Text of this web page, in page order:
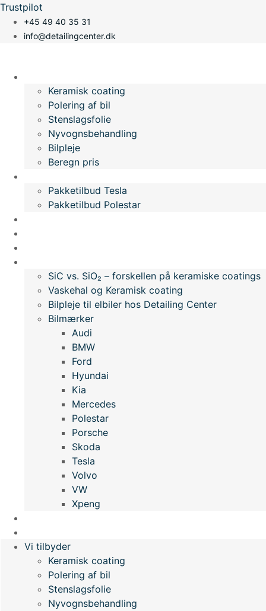
Videre
indhold
Trustpilot
+45 49 40 35 31
info@detailingcenter.dk
Keramisk coating
Polering af bil
Stenslagsfolie
Nyvognsbehandling
Bilpleje
Beregn pris
Pakketilbud Tesla
Pakketilbud Polestar
SiC vs. SiO₂ – forskellen på keramiske coatings
Vaskehal og Keramisk coating
Bilpleje til elbiler hos Detailing Center
Bilmærker
Audi
BMW
Ford
Hyundai
Kia
Mercedes
Polestar
Porsche
Skoda
Tesla
Volvo
VW
Xpeng
Vi tilbyder
Keramisk coating
Polering af bil
Stenslagsfolie
Nyvognsbehandling